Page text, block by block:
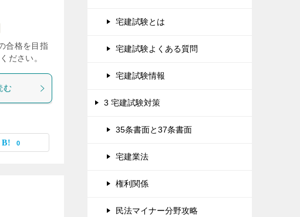
合格を目指
ださい。
む
0
宅建試験とは
宅建試験よくある質問
宅建試験情報
3 宅建試験対策
35条書面と37条書面
宅建業法
権利関係
民法マイナー分野攻略